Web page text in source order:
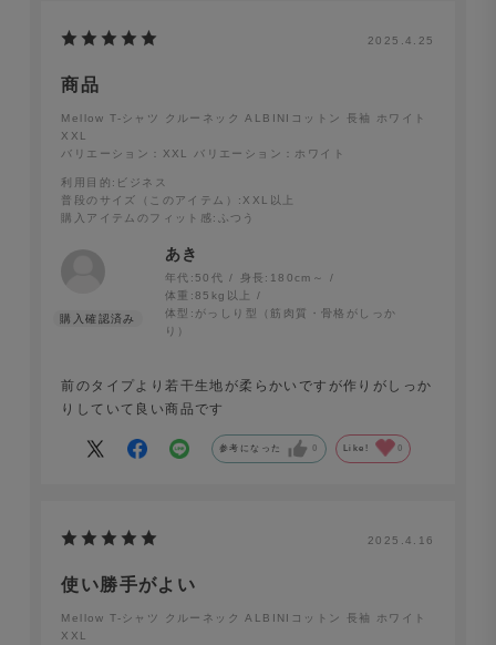
2025.4.25
商品
Mellow T-シャツ クルーネック ALBINIコットン 長袖 ホワイト
XXL
バリエーション：XXL
バリエーション：ホワイト
利用目的 :ビジネス
普段のサイズ（このアイテム） :XXL以上
購入アイテムのフィット感:ふつう
あき
年代: 50代 身長: 180cm～
体重:85kg以上
体型: がっしり型（筋肉質・骨格がしっか
り）
前のタイプより若干生地が柔らかいですが作りがしっか
りしていて良い商品です
参考になった 0 Like! 0
2025.4.16
使い勝手がよい
Mellow T-シャツ クルーネック ALBINIコットン 長袖 ホワイト
XXL